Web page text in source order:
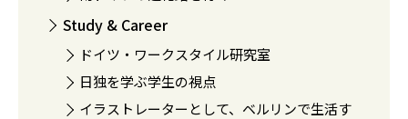
Study & Career
ドイツ・ワークスタイル研究室
日独を学ぶ学生の視点
イラストレーターとして、ベルリンで生活す